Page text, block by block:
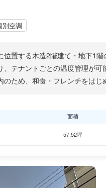
別空調
位置する木造2階建て・地下1
テナントごとの温度管理が可
のため、和食・フレンチをは
面積
57.52坪